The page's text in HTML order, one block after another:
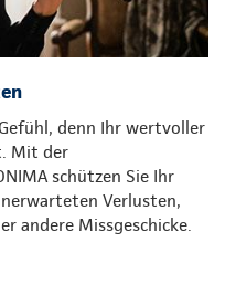
denn Ihr wertvoller
Mit der
schützen Sie Ihr
Verlusten,
andere Missgeschicke.